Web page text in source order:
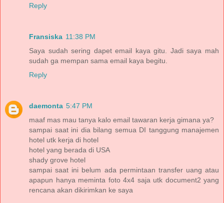
Reply
Fransiska 11:38 PM
Saya sudah sering dapet email kaya gitu. Jadi saya mah
sudah ga mempan sama email kaya begitu.
Reply
daemonta 5:47 PM
maaf mas mau tanya kalo email tawaran kerja gimana ya?
sampai saat ini dia bilang semua DI tanggung manajemen
hotel utk kerja di hotel
hotel yang berada di USA
shady grove hotel
sampai saat ini belum ada permintaan transfer uang atau
apapun hanya meminta foto 4x4 saja utk document2 yang
rencana akan dikirimkan ke saya